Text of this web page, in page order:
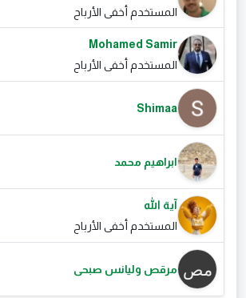
المستخدم أخفى الأرباح
Mohamed Samir
المستخدم أخفى الأرباح
Shimaa
ابراهيم محمد
آية الله
المستخدم أخفى الأرباح
مرقص وليانس صبحى